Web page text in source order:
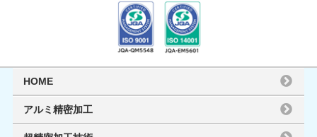
HOME
アルミ精密加工